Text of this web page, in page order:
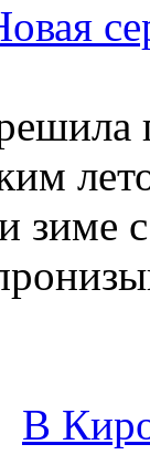
зиме
В